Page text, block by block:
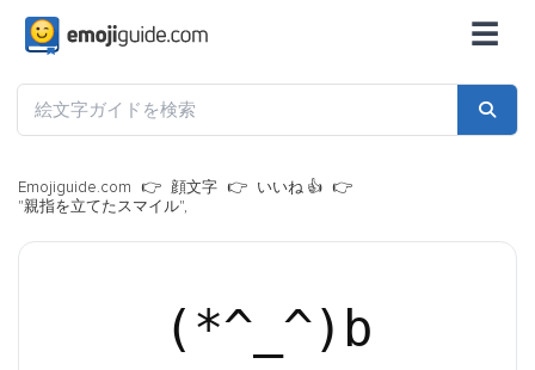
☰
Emojiguide.com 顔文字
いいね 👍
"親指を立てたスマイル",
(*^_^)b